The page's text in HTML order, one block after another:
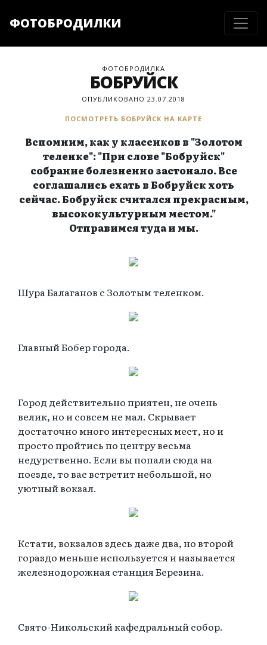
ФОТОБРОДИЛКИ
ФОТОБРОДИЛКА
БОБРУЙСК
ОПУБЛИКОВАНО 23.07.2018
ПОСМОТРЕТЬ БОБРУЙСК НА КАРТЕ
Вспомним, как у классиков в "Золотом
теленке": "При слове "Бобруйск"
собрание болезненно застонало. Все
соглашались ехать в Бобруйск хоть
сейчас. Бобруйск считался прекрасным,
высококультурным местом."
Отправимся туда и мы.
Шура Балаганов с Золотым теленком.
Главный Бобер города.
Город действительно приятен, не очень
велик, но и совсем не мал. Скрывает
достаточно много интересных мест, но и
просто пройтись по центру весьма
недурственно. Если вы попали сюда на
поезде, то вас встретит небольшой, но
уютный вокзал.
Кстати, вокзалов здесь даже два, но второй
гораздо меньше используется и называется
железнодорожная станция Березина.
Свято-Никольский кафедральный собор.